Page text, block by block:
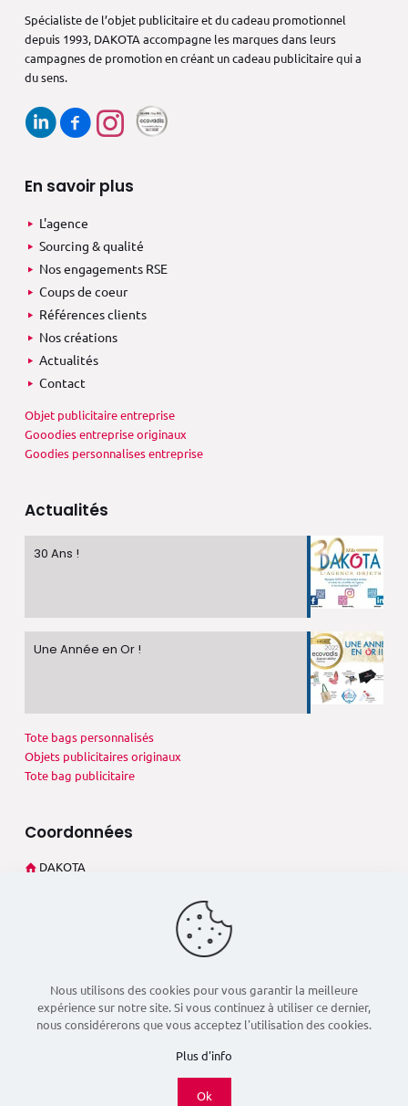
Spécialiste de l’objet publicitaire et du cadeau promotionnel
depuis 1993, DAKOTA accompagne les marques dans leurs
campagnes de promotion en créant un cadeau publicitaire qui a
du sens.
En savoir plus
L'agence
Sourcing & qualité
Nos engagements RSE
Coups de coeur
Références clients
Nos créations
Actualités
Contact
Objet publicitaire entreprise
Gooodies entreprise originaux
Goodies personnalises entreprise
Actualités
30 Ans !
Une Année en Or !
Tote bags personnalisés
Objets publicitaires originaux
Tote bag publicitaire
Coordonnées
DAKOTA
© 2026 Dakota Pub - Réalisé par
Nous utilisons des cookies pour vous garantir la meilleure
expérience sur notre site. Si vous continuez à utiliser ce dernier,
nous considérerons que vous acceptez l'utilisation des cookies.
Plus d'info
Ok